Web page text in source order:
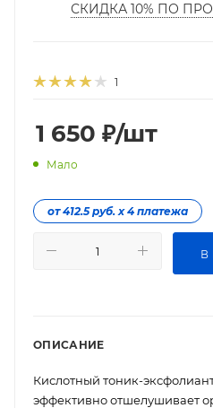
СКИДКА 10% ПО
1
1 650 ₽/шт
Мало
от 412.5 руб. х 4 платежа
В
ОПИСАНИЕ
Кислотный тоник-
эффективно отшелушивает